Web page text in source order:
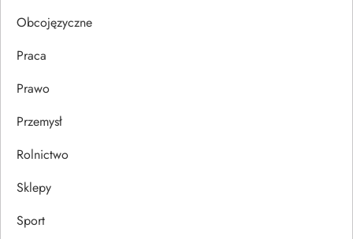
u
Obcojęzyczne
Praca
Prawo
Przemysł
Rolnictwo
Sklepy
Sport